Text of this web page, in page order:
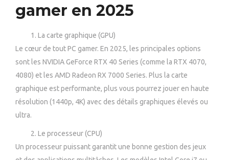
gamer en 2025
La carte graphique (GPU)
Le cœur de tout PC gamer. En 2025, les principales options
sont les NVIDIA GeForce RTX 40 Series (comme la RTX 4070,
4080) et les AMD Radeon RX 7000 Series. Plus la carte
graphique est performante, plus vous pourrez jouer en haute
résolution (1440p, 4K) avec des détails graphiques élevés ou
ultra.
Le processeur (CPU)
Un processeur puissant garantit une bonne gestion des jeux